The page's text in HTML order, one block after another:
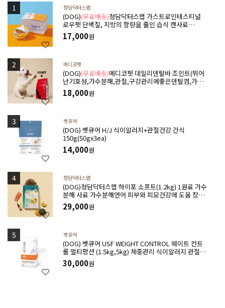
청담닥터스랩
(DOG)(무료배송)청담닥터스랩 가스트로인테스티널
로우펫 단백질, 지방의 함량을 줄인 습식 캔사료
600g(100gx6ea) 저지방처방습식,췌장염 ,소화기질
환,고지혈증,담낭슬러지
17,000원
메디코펫
(DOG)(무료배송)메디코펫 데일리덴탈바 조인트(뛰어
난기호성,가수분해,관절,구강관리에좋은덴탈껌,가수
18,000원
벳큐어
(DOG) 벳큐어 H/J 식이알러지+관절건강 간식
150g(50gx3ea)
14,000원
청담닥터스랩
(DOG)청담닥터스랩 하이포 소프트(1.2kg) 1원료 가수
분해 사료 가수분해연어 피부와 피모건강에 도움 장건
강 긴장완화 부드러운식감
29,000원
벳큐어
(DOG) 벳큐어 USF WEIGHT CONTROL 웨이트 컨트
롤 멀티펑션 (1.5kg,5kg) 체중관리 식이알러지 관절건
강 아토피완화 위장관질환에 도움
30,000원